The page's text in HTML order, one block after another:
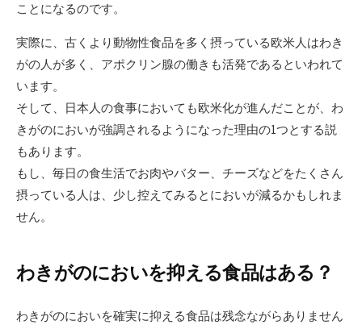
ことになるのです。
実際に、古くより動物性食品を多く摂っている欧米人はわき
がの人が多く、アポクリン腺の働きも活発であるといわれて
います。
そして、日本人の食事においても欧米化が進んだことが、わ
きがのにおいが強調されるようになった理由の1つとする説
もあります。
もし、毎日の食生活でお肉やバター、チーズなどをたくさん
摂っている人は、少し控えてみるとにおいが減るかもしれま
せん。
わきがのにおいを抑える食品はある？
わきがのにおいを確実に抑える食品は残念ながらありません